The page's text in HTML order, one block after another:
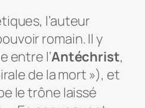
l’auteur
romain. Il y
entre l’Antéchrist,
de la mort »), et
le trône laissé